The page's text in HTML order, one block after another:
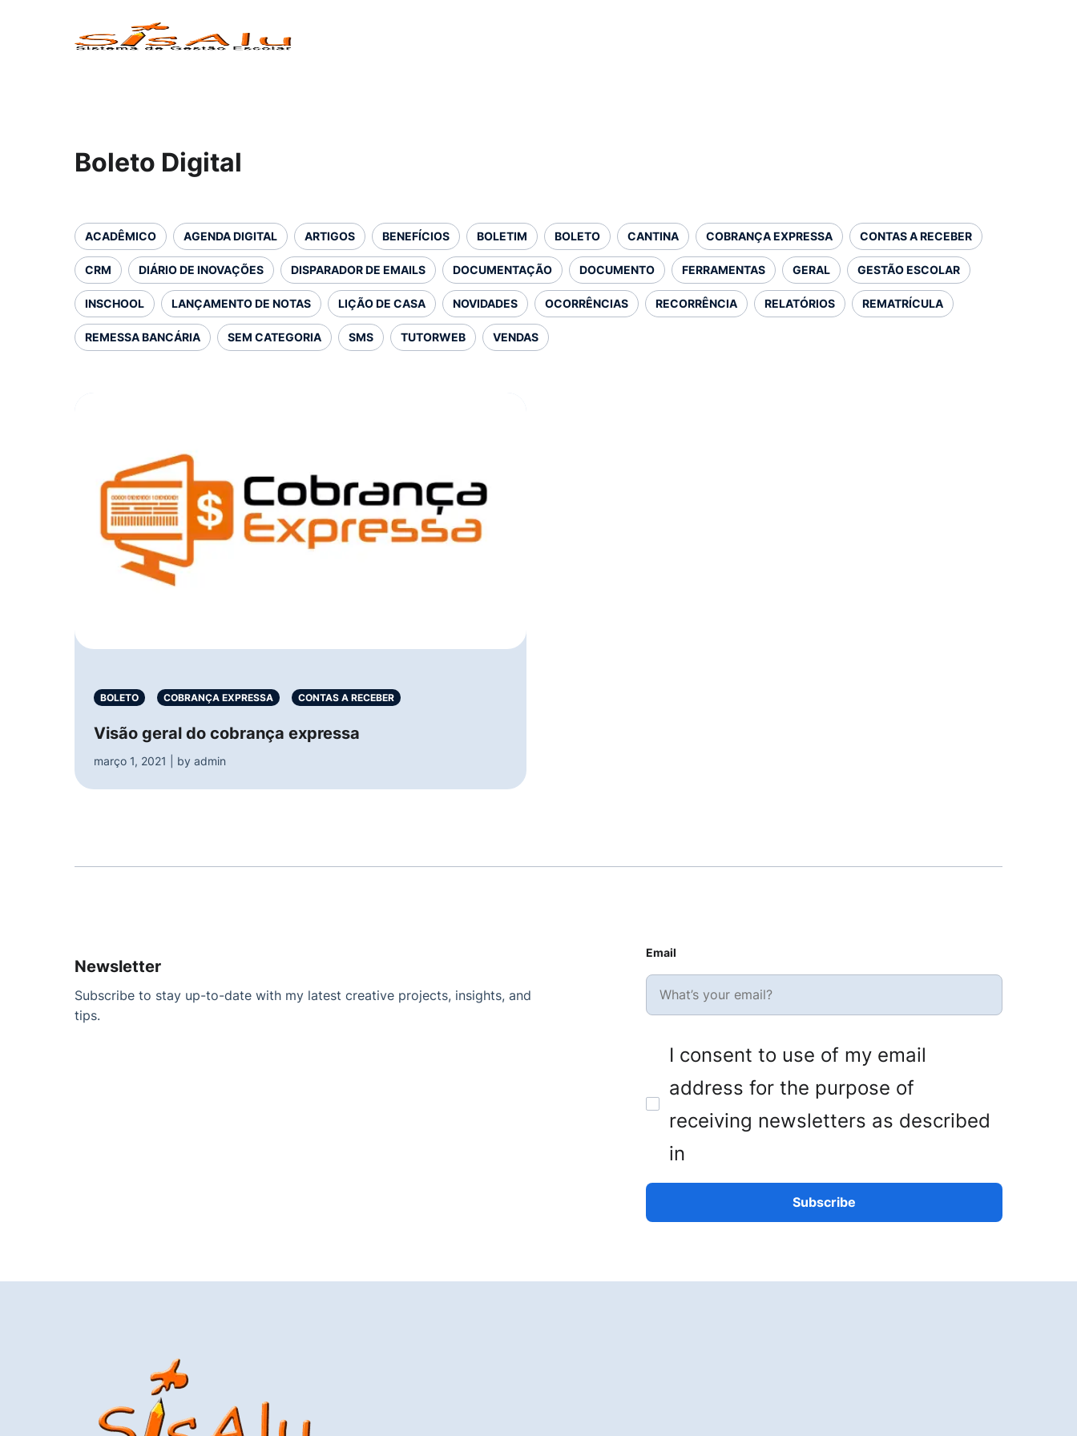
Boleto Digital
ACADÊMICO AGENDA DIGITAL ARTIGOS BENEFÍCIOS BOLETIM BOLETO CANTINA COBRANÇA EXPRESSA CONTAS A RECEBER
CRM DIÁRIO DE INOVAÇÕES DISPARADOR DE EMAILS DOCUMENTAÇÃO DOCUMENTO FERRAMENTAS GERAL GESTÃO ESCOLAR
INSCHOOL LANÇAMENTO DE NOTAS LIÇÃO DE CASA NOVIDADES OCORRÊNCIAS RECORRÊNCIA RELATÓRIOS REMATRÍCULA
REMESSA BANCÁRIA SEM CATEGORIA SMS TUTORWEB VENDAS
BOLETO COBRANÇA EXPRESSA CONTAS A RECEBER
Visão geral do cobrança expressa
março 1, 2021 | by admin
Newsletter
Subscribe to stay up-to-date with my latest creative projects, insights, and
tips.
Email
I consent to use of my email
address for the purpose of
receiving newsletters as described
in